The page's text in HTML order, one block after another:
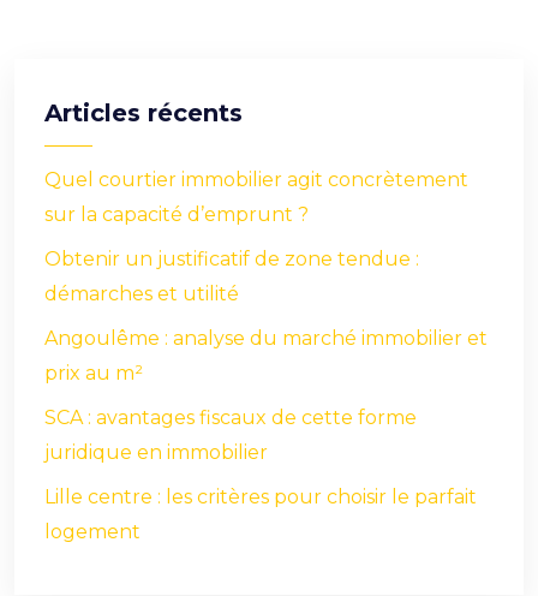
Articles récents
Quel courtier immobilier agit concrètement
sur la capacité d’emprunt ?
Obtenir un justificatif de zone tendue :
démarches et utilité
Angoulême : analyse du marché immobilier et
prix au m²
SCA : avantages fiscaux de cette forme
juridique en immobilier
Lille centre : les critères pour choisir le parfait
logement